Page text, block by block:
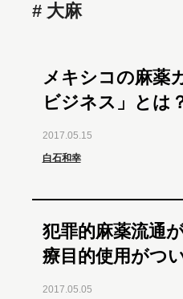
大麻
メキシコの麻薬
ビジネス」とは
2017.05.15
白石和幸
犯罪的麻薬流通
療目的使用がつ
2017.05.05